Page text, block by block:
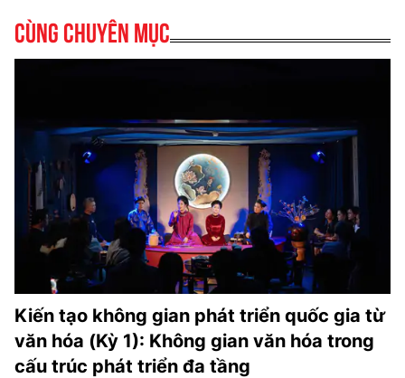
Cùng chuyên mục
Kiến tạo không gian phát triển quốc gia từ
văn hóa (Kỳ 1): Không gian văn hóa trong
cấu trúc phát triển đa tầng